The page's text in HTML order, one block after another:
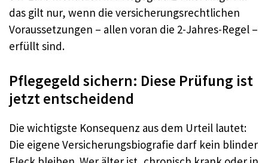
das gilt nur, wenn die versicherungsrechtlichen
Voraussetzungen – allen voran die 2-Jahres-Regel –
erfüllt sind.
Pflegegeld sichern: Diese Prüfung ist
jetzt entscheidend
Die wichtigste Konsequenz aus dem Urteil lautet:
Die eigene Versicherungsbiografie darf kein blinder